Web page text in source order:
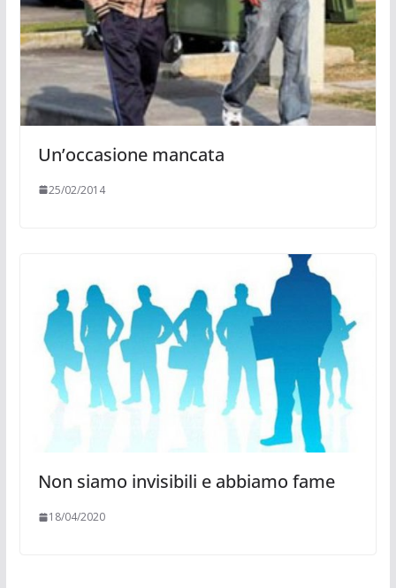
Un’occasione mancata
25/02/2014
Non siamo invisibili e abbiamo fame
18/04/2020